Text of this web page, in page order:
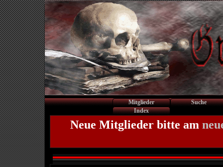
Mitglieder
Suche
Index
Neue Mitglieder bitte am